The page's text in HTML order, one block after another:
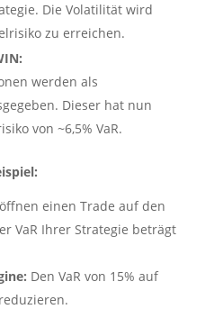
Die Volatilität wird
zu erreichen.
werden als
Dieser hat nun
von ~6,5% VaR.
einen Trade auf den
VaR Ihrer Strategie beträgt
Den VaR von 15% auf